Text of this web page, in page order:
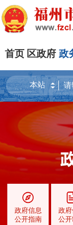
首页 区政府 政
政府信息
公开指南
政府
公